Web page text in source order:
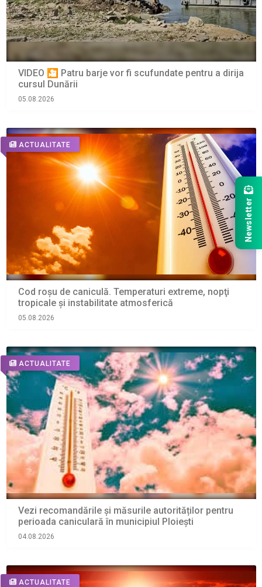
VIDEO 🎦 Patru barje vor fi scufundate pentru a dirija
cursul Dunării
05.08.2026
ACTUALITATE
Cod roșu de caniculă. Temperaturi extreme, nopţi
tropicale şi instabilitate atmosferică
05.08.2026
ACTUALITATE
Vezi recomandările și măsurile autorităților pentru
perioada caniculară în municipiul Ploiești
04.08.2026
ACTUALITATE
Newsletter